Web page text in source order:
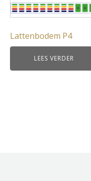
Lattenbodem P4
LEES VERDER